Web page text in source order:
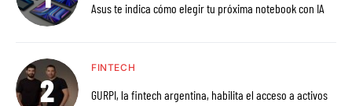
Asus te indica cómo elegir tu próxima notebook con IA
FINTECH
GURPI, la fintech argentina, habilita el acceso a activos